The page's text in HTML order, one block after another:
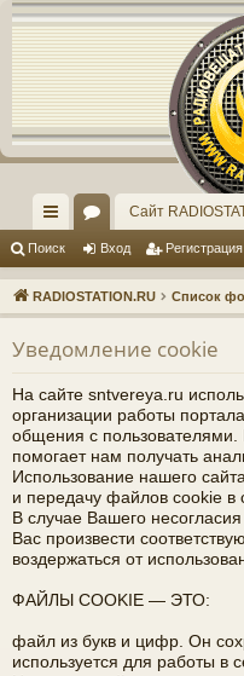
Регистрация
с
ы
лк
и
ор
ум
ы
Сайт
Поиск Вход Регистрация
RADIOSTATION.RU Список
Уведомление cookie
На сайте sntvereya.ru
организации работы
общения с пользователями.
помогает нам получать
Использование нашего
и передачу файлов cookie в
В случае Вашего
Вас произвести
воздержаться от
ФАЙЛЫ COOKIE — ЭТО:
файл из букв и цифр. Он
используется для работы в